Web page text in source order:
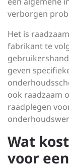
verborgen
Het is
fabrikant te
geven
ook raadzaam
raadplegen
Wat
voor